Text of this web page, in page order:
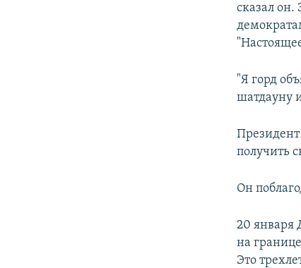
сказал
"Я горд
шатдауну
получить
Он
20 января
на
Это